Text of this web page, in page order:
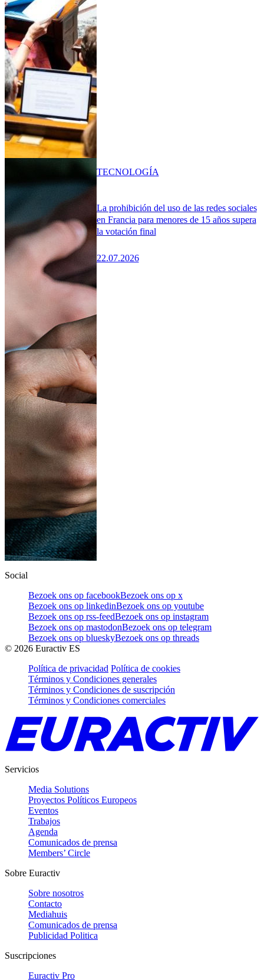
La prohibición del uso de las redes sociales
en Francia para menores de 15 años supera
la votación final
22.07.2026
TECNOLOGÍA
Social
Bezoek ons op facebookBezoek ons op x
Bezoek ons op linkedinBezoek ons op youtube
Bezoek ons op rss-feedBezoek ons op instagram
Bezoek ons op mastodonBezoek ons op telegram
Bezoek ons op blueskyBezoek ons op threads
© 2026 Euractiv ES
Política de privacidad Política de cookies
Términos y Condiciones generales
Términos y Condiciones de suscripción
Términos y Condiciones comerciales
Servicios
Media Solutions
Proyectos Políticos Europeos
Eventos
Trabajos
Agenda
Comunicados de prensa
Members’ Circle
Sobre Euractiv
Sobre nosotros
Contacto
Mediahuis
Comunicados de prensa
Publicidad Politica
Suscripciones
Euractiv Pro